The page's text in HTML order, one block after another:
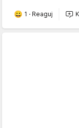
1 · Reaguj